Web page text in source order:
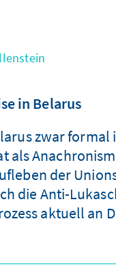
in Belarus
zwar
als
der
die Anti-
aktuell an